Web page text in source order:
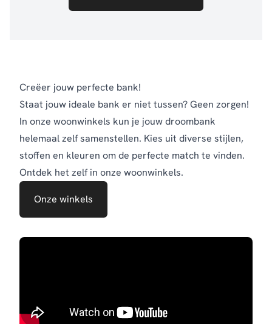
Creëer jouw perfecte bank!
Staat jouw ideale bank er niet tussen? Geen zorgen!
In onze woonwinkels kun je jouw droombank
helemaal zelf samenstellen. Kies uit diverse stijlen,
stoffen en kleuren om de perfecte match te vinden.
Ontdek het zelf in onze woonwinkels.
Onze winkels